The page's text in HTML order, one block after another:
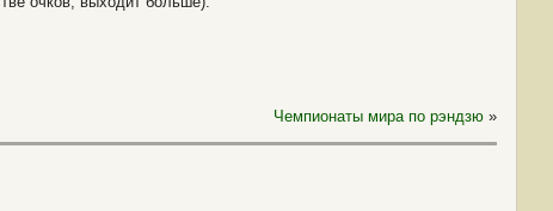
Чемпионаты мира по рэндзю »